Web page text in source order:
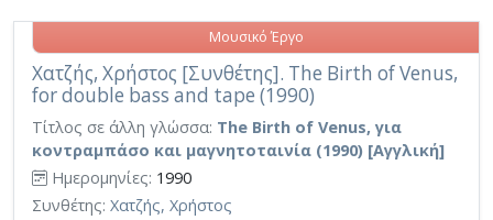
Χατζής, Χρήστος [Συνθέτης]. The Birth of Venus,
for double bass and tape (1990)
Μουσικό Έργο
Τίτλος σε άλλη γλώσσα: The Birth of Venus, για
κοντραμπάσο και μαγνητοταινία (1990) [Αγγλική]
Ημερομηνίες: 1990
Συνθέτης: Χατζής, Χρήστος